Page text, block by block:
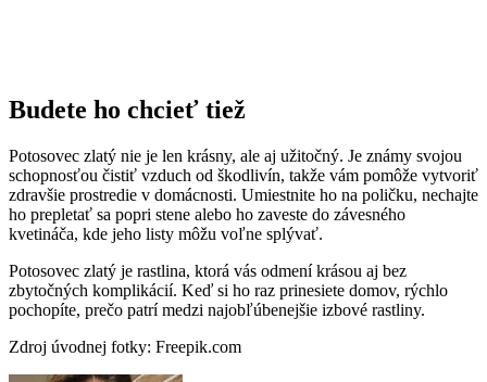
Budete ho chcieť tiež
Potosovec zlatý nie je len krásny, ale aj užitočný. Je známy svojou
schopnosťou čistiť vzduch od škodlivín, takže vám pomôže vytvoriť
zdravšie prostredie v domácnosti. Umiestnite ho na poličku, nechajte
ho prepletať sa popri stene alebo ho zaveste do závesného
kvetináča, kde jeho listy môžu voľne splývať.
Potosovec zlatý je rastlina, ktorá vás odmení krásou aj bez
zbytočných komplikácií. Keď si ho raz prinesiete domov, rýchlo
pochopíte, prečo patrí medzi najobľúbenejšie izbové rastliny.
Zdroj úvodnej fotky: Freepik.com